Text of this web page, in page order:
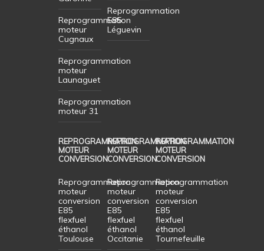
Reprogrammation
moteur
Cugnaux
Reprogrammation
moteur
Launaguet
Reprogrammation
moteur 31
Reprogrammation
E85
Léguevin
REPROGRAMMATION
MOTEUR
CONVERSION
Reprogrammation
moteur
conversion
E85
flexfuel
éthanol
Toulouse
REPROGRAMMATION
MOTEUR
CONVERSION
Reprogrammation
moteur
conversion
E85
flexfuel
éthanol
Occitanie
REPROGRAMMATION
MOTEUR
CONVERSION
Reprogrammation
moteur
conversion
E85
flexfuel
éthanol
Tournefeuille